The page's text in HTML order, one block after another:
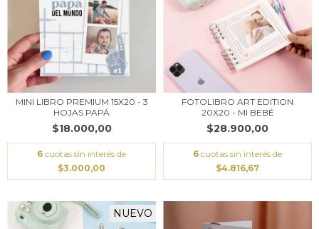
MINI LIBRO PREMIUM 15X20 - 3
HOJAS PAPÁ
$18.000,00
6 cuotas sin interés de
$3.000,00
FOTOLIBRO ART EDITION
20X20 - MI BEBÉ
$28.900,00
6 cuotas sin interés de
$4.816,67
NUEVO